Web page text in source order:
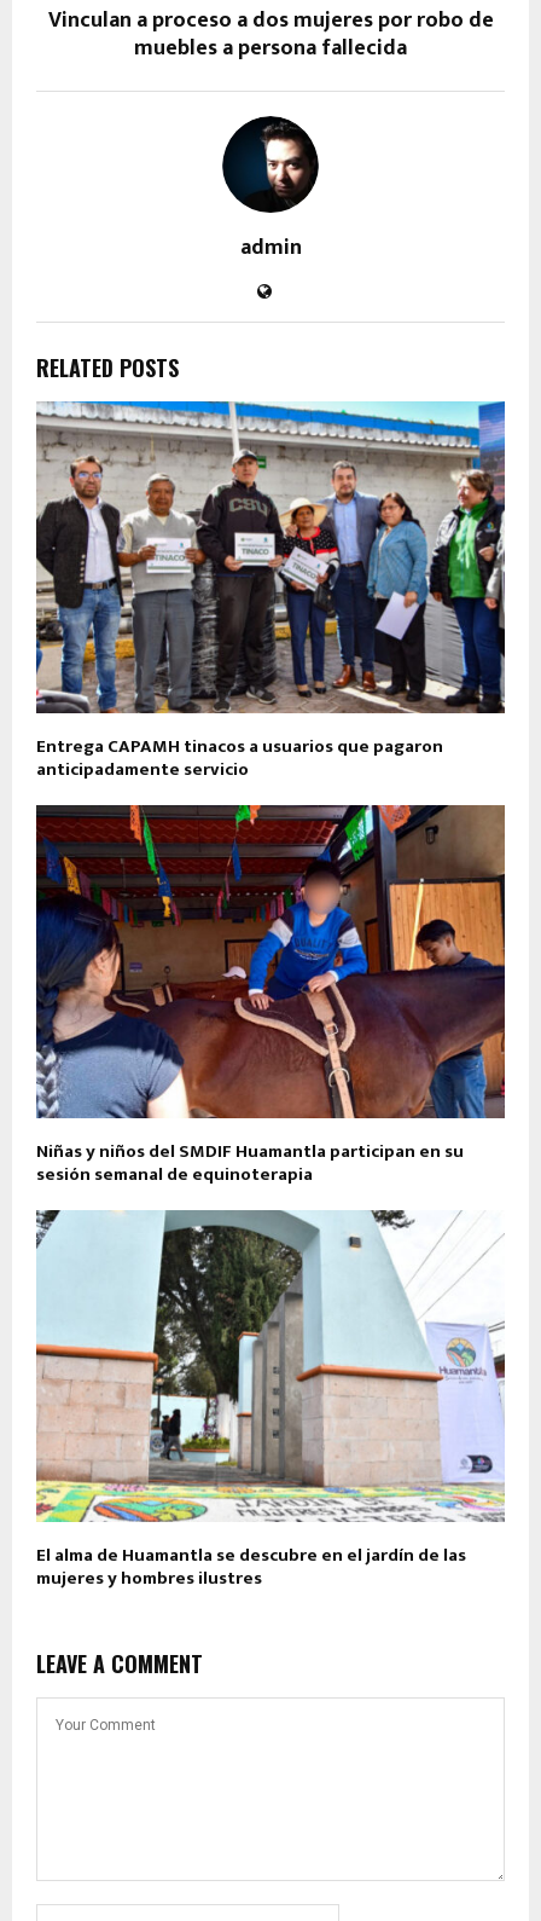
Vinculan a proceso a dos mujeres por robo de
muebles a persona fallecida
admin
RELATED POSTS
Entrega CAPAMH tinacos a usuarios que pagaron
anticipadamente servicio
Niñas y niños del SMDIF Huamantla participan en su
sesión semanal de equinoterapia
El alma de Huamantla se descubre en el jardín de las
mujeres y hombres ilustres
LEAVE A COMMENT